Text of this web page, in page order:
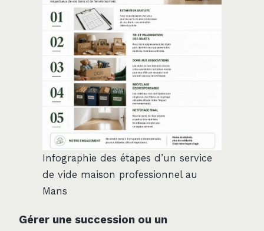
Infographie des étapes d’un service
de vide maison professionnel au
Mans
Gérer une succession ou un